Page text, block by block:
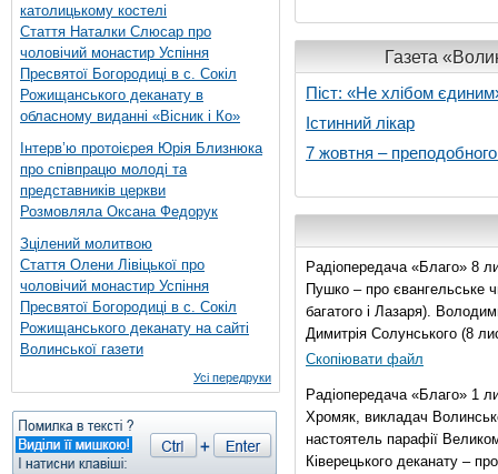
католицькому костелі
Стаття Наталки Слюсар про
чоловічий монастир Успіння
Пресвятої Богородиці в с. Сокіл
Рожищанського деканату в
обласному виданні «Вісник і Ко»
Інтерв’ю протоієрея Юрія Близнюка
про співпрацю молоді та
представників церкви
Розмовляла Оксана Федорук
Зцілений молитвою
Стаття Олени Лівіцької про
чоловічий монастир Успіння
Пресвятої Богородиці в с. Сокіл
Рожищанського деканату на сайті
Волинської газети
Усі передруки
Газета
Піст: «Не хлібом
Істинний лікар
7 жовтня –
Радіопередача «Благо» 8
Пушко – про євангельське
багатого і Лазаря).
Димитрія Солунського (8
Скопіювати файл
Радіопередача «Благо» 1
Хромяк, викладач
настоятель парафії
Ківерецького деканату –